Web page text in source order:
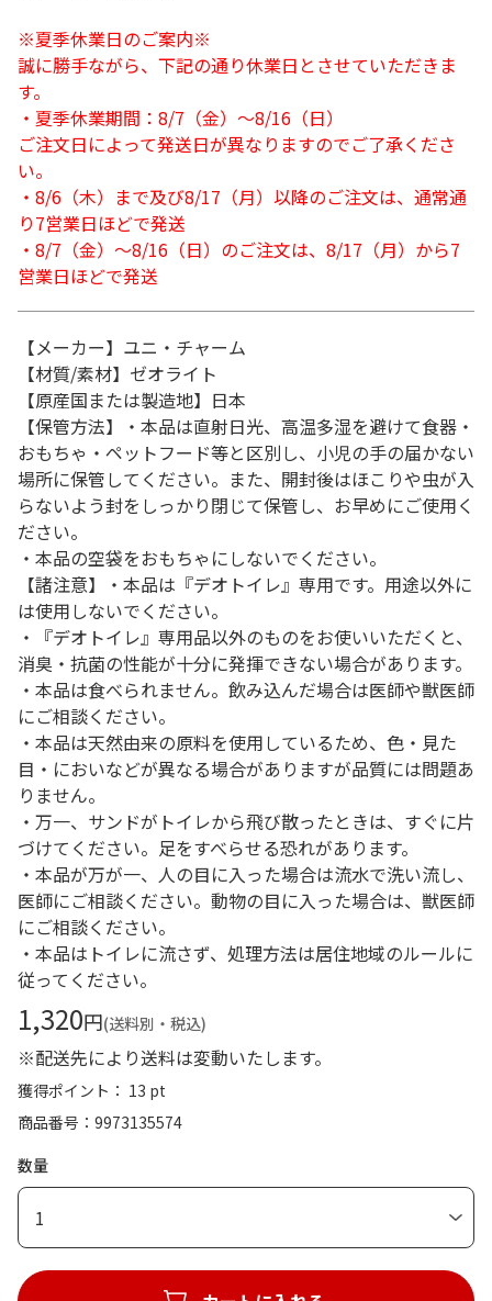
※夏季休業日のご案内※
誠に勝手ながら、下記の通り休業日とさせていただきま
す。
・夏季休業期間：8/7（金）～8/16（日）
ご注文日によって発送日が異なりますのでご了承くださ
い。
・8/6（木）まで及び8/17（月）以降のご注文は、通常通
り7営業日ほどで発送
・8/7（金）～8/16（日）のご注文は、8/17（月）から7
営業日ほどで発送
【メーカー】ユニ・チャーム
【材質/素材】ゼオライト
【原産国または製造地】日本
【保管方法】・本品は直射日光、高温多湿を避けて食器・
おもちゃ・ペットフード等と区別し、小児の手の届かない
場所に保管してください。また、開封後はほこりや虫が入
らないよう封をしっかり閉じて保管し、お早めにご使用く
ださい。
・本品の空袋をおもちゃにしないでください。
【諸注意】・本品は『デオトイレ』専用です。用途以外に
は使用しないでください。
・『デオトイレ』専用品以外のものをお使いいただくと、
消臭・抗菌の性能が十分に発揮できない場合があります。
・本品は食べられません。飲み込んだ場合は医師や獣医師
にご相談ください。
・本品は天然由来の原料を使用しているため、色・見た
目・においなどが異なる場合がありますが品質には問題あ
りません。
・万一、サンドがトイレから飛び散ったときは、すぐに片
づけてください。足をすべらせる恐れがあります。
・本品が万が一、人の目に入った場合は流水で洗い流し、
医師にご相談ください。動物の目に入った場合は、獣医師
にご相談ください。
・本品はトイレに流さず、処理方法は居住地域のルールに
従ってください。
1,320円(送料別・税込)
※配送先により送料は変動いたします。
獲得ポイント： 13 pt
商品番号
9973135574
数量
1